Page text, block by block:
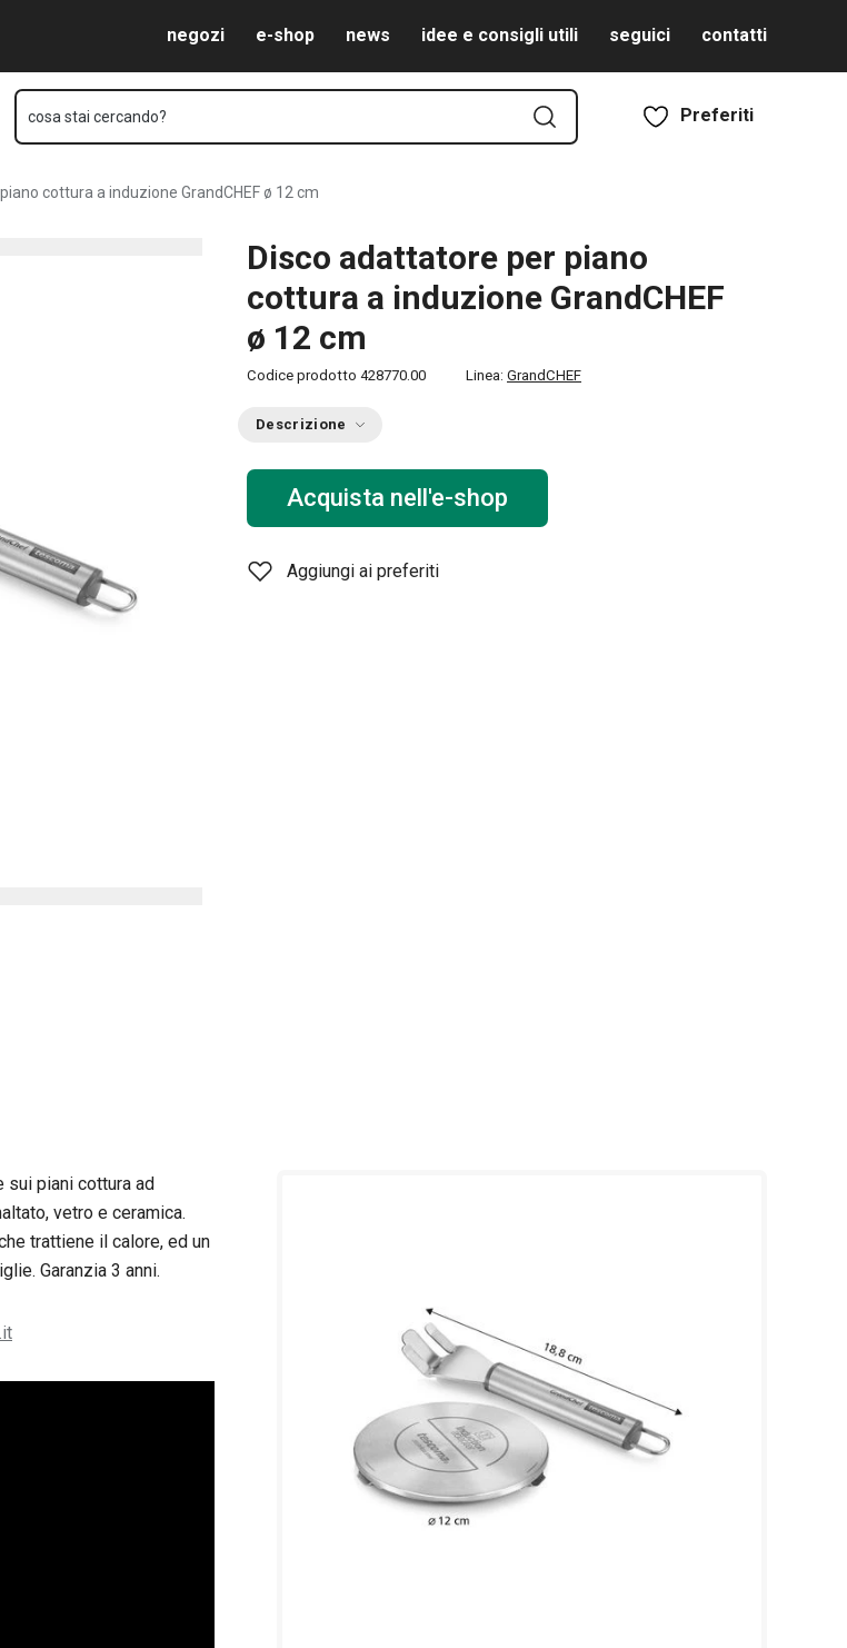
negozi e-shop news idee e consigli utili seguici contatti
cosa stai cercando? Preferiti
cottura a induzione GrandCHEF ø 12 cm
Disco adattatore per piano
cottura a induzione GrandCHEF
ø 12 cm
Codice prodotto 428770.00 Linea: GrandCHEF
Descrizione
Acquista nell'e-shop
Aggiungi ai preferiti
piani cottura ad
vetro e ceramica.
trattiene il calore, ed un
Garanzia 3 anni.